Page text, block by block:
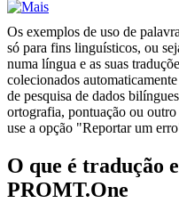
Os exemplos de uso de
só para fins linguísticos, ou
numa língua e as suas
colecionados
de pesquisa de dados
ortografia, pontuação ou
use a opção "Reportar um
O que é tradução
PROMT.One